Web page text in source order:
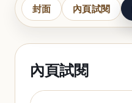
封面 內頁試閱
內頁試閱